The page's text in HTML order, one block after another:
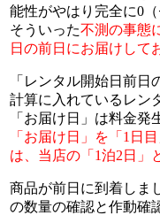
能性がやはり完全に0
そういった不測の事態
日の前日にお届けして
「レンタル開始日前
計算に入れているレン
「お届け日」は料金発
「お届け日」を「1日
は、当店の「1泊2日」
商品が前日に到着しま
の数量の確認と作動確